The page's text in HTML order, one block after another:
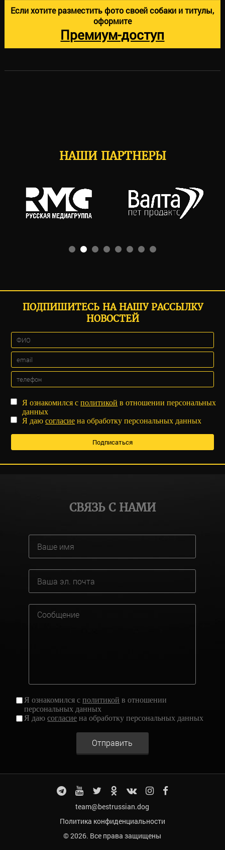
Если хотите разместить фото своей собаки и титулы,
оформите
Премиум-доступ
НАШИ ПАРТНЕРЫ
ПОДПИШИТЕСЬ НА НАШУ РАССЫЛКУ
НОВОСТЕЙ
Я ознакомился сполитикой в отношении персональных
данных
Я даюсогласие на обработку персональных данных
СВЯЗЬ С НАМИ
Я ознакомился сполитикой в отношении
персональных данных
Я даюсогласие на обработку персональных данных
Отправить
team@bestrussian.dog
Политика конфиденциальности
© 2026. Все права защищены